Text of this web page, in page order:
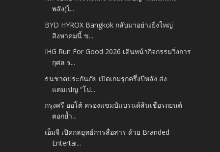
พลัง(ใ...
BYD HYROX Bangkok กลับมาอย่างยิ่งใหญ่
สิงหาคมนี้ ข...
IHG Run For Good 2026 เดินหน้ากิจกรรมวิ่งการ
กุศล ร...
ธนชาตประกันภัย เปิดเกมรุกครึ่งปีหลัง ส่ง
แคมเปญ “โป...
กรุงศรี ออโต้ ครองแชมป์แบรนด์สินเชื่อรถยนต์
ตอกย้ำ...
เอ็มจี เปิดกลยุทธ์การสื่อสาร ด้วย Branded
Entertai...